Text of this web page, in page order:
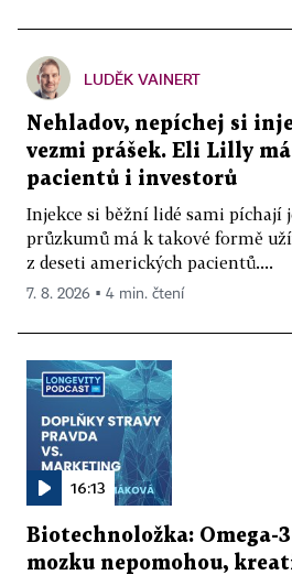
LUDĚK VAINERT
Nehladov, nepíchej si
vezmi prášek. Eli Lilly
pacientů i investorů
Injekce si běžní lidé sami píchají
průzkumů má k takové formě
z deseti amerických pacientů....
7. 8. 2026 ▪ 4 min. čtení
16:13
Biotechnoložka: Omega-
mozku nepomohou,